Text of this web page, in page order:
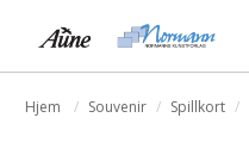
Hjem Souvenir Spillkort